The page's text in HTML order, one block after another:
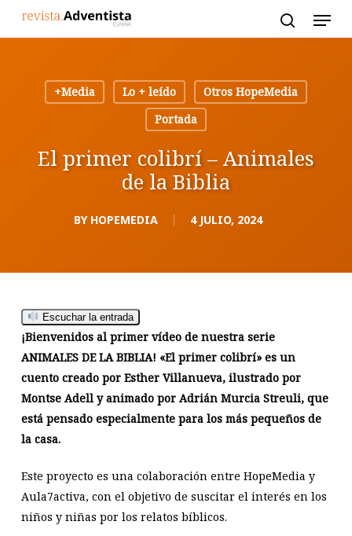
+Media
Lo + leído
Otros HopeMedia
Portada
El primer colibrí – Animales
de la Biblia
BY HOPEMEDIA 4 JULIO, 2024
Escuchar la entrada
¡Bienvenidos al primer vídeo de nuestra serie
ANIMALES DE LA BIBLIA! «El primer colibrí» es un
cuento creado por Esther Villanueva, ilustrado por
Montse Adell y animado por Adrián Murcia Streuli, que
está pensado especialmente para los más pequeños de
la casa.
Este proyecto es una colaboración entre HopeMedia y
Aula7activa, con el objetivo de suscitar el interés en los
niños y niñas por los relatos bíblicos.